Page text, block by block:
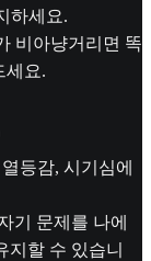
하세요.
비아냥거리면 똑
세요.
등감, 시기심에
기 문제를 나에
지할 수 있습니